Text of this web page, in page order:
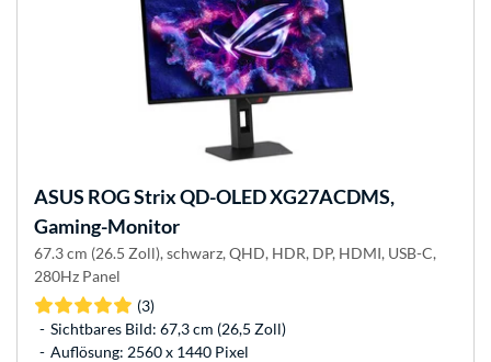
ASUS ROG Strix QD-OLED XG27ACDMS,
Gaming-Monitor
67.3 cm (26.5 Zoll), schwarz, QHD, HDR, DP, HDMI, USB-C,
280Hz Panel
(3)
Sichtbares Bild: 67,3 cm (26,5 Zoll)
Auflösung: 2560 x 1440 Pixel